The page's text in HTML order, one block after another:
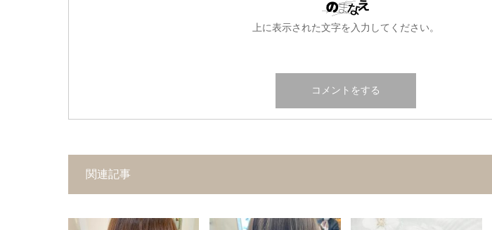
上に表示された文字を入力してください。
関連記事